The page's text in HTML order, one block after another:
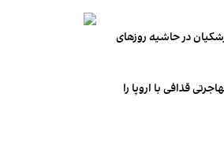
در حاشیه روزهای
قذافی با اروپا را